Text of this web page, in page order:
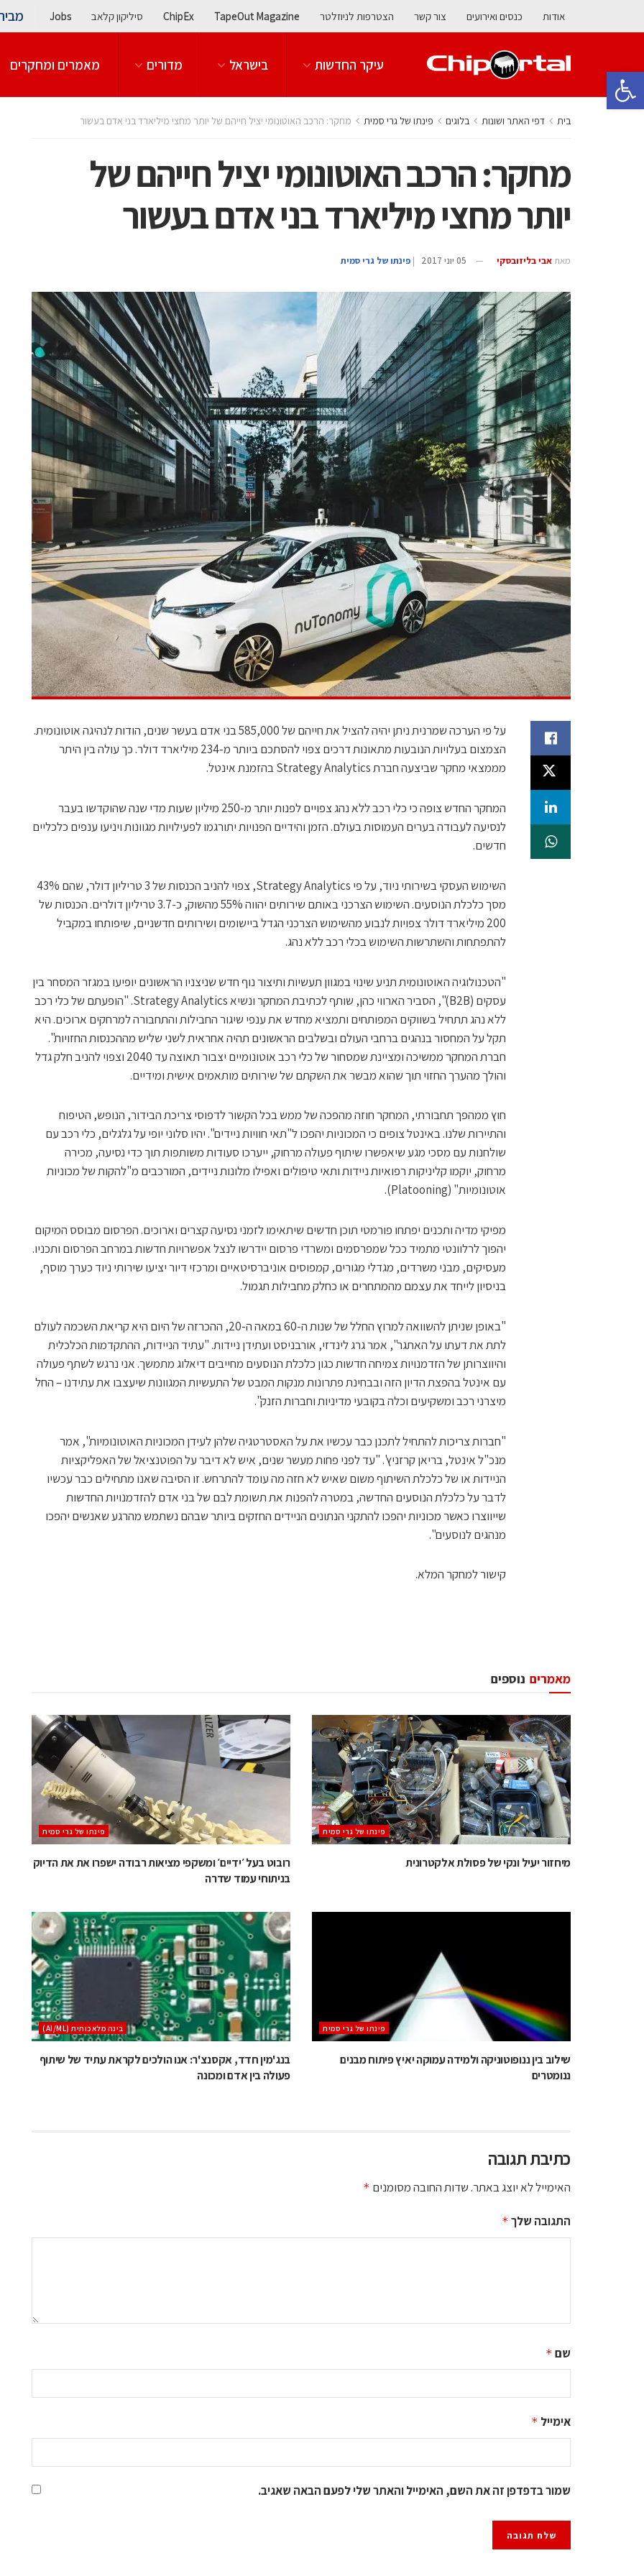
פתח סרגל נגישות
אודות כנסים ואירועים צור קשר הצטרפות לניוזלטר TapeOut Magazine
ChipEx סיליקון קלאב Jobs
עיקר החדשות בישראל מדורים מאמרים ומחקרים
בית דפי האתר ושונות בלוגים ‫פינתו של גרי סמית מחקר: הרכב האוטונומי יציל חייהם של יותר מחצי מיליארד בני אדם בעשור
מחקר: הרכב האוטונומי יציל חייהם של
יותר מחצי מיליארד בני אדם בעשור
מאת אבי בליזובסקי 05 יוני 2017 | ‫פינתו של גרי סמית
על פי הערכה שמרנית ניתן יהיה להציל את חייהם של 585,000 בני אדם בעשר שנים, הודות לנהיגה אוטונומית.
הצמצום בעלויות הנובעות מתאונות דרכים צפוי להסתכם ביותר מ-234 מיליארד דולר. כך עולה בין היתר
מממצאי מחקר שביצעה חברת Strategy Analytics בהזמנת אינטל.
המחקר החדש צופה כי כלי רכב ללא נהג צפויים לפנות יותר מ-250 מיליון שעות מדי שנה שהוקדשו בעבר
לנסיעה לעבודה בערים העמוסות בעולם. הזמן והידיים הפנויות יתורגמו לפעילויות מגוונות ויניעו ענפים כלכליים
חדשים.
השימוש העסקי בשירותי ניוד, על פי Strategy Analytics, צפוי להניב הכנסות של 3 טריליון דולר, שהם 43%
מסך כלכלת הנוסעים. השימוש הצרכני באותם שירותים יהווה 55% מהשוק, כ-3.7 טריליון דולרים. הכנסות של
200 מיליארד דולר צפויות לנבוע מהשימוש הצרכני הגדל ביישומים ושירותים חדשניים, שיפותחו במקביל
להתפתחות והשתרשות השימוש בכלי רכב ללא נהג.
"הטכנולוגיה האוטונומית תניע שינוי במגוון תעשיות ותיצור נוף חדש שניצניו הראשונים יופיעו במגזר המסחר בין
עסקים (B2B)", הסביר הארווי כהן, שותף לכתיבת המחקר ונשיא Strategy Analytics. "הופעתם של כלי רכב
ללא נהג תתחיל בשווקים המפותחים ותמציא מחדש את ענפי שיגור החבילות והתחבורה למרחקים ארוכים. היא
תקל על המחסור בנהגים ברחבי העולם ובשלבים הראשונים תהיה אחראית לשני שליש מההכנסות החזויות".
חברת המחקר ממשיכה ומציינת שמסחור של כלי רכב אוטונומיים יצבור תאוצה עד 2040 וצפוי להניב חלק גדל
והולך מהערך החזוי תוך שהוא מבשר את השקתם של שירותים מותאמים אישית ומידיים.
חוץ ממהפך תחבורתי, המחקר חוזה מהפכה של ממש בכל הקשור לדפוסי צריכת הבידור, הנופש, הטיפוח
והתיירות שלנו. באינטל צופים כי המכוניות יהפכו ל"תאי חוויות ניידים". יהיו סלוני יופי על גלגלים, כלי רכב עם
שולחנות עם מסכי מגע שיאפשרו שיתוף פעולה מרחוק, ייערכו סעודות משותפות תוך כדי נסיעה, מכירה
מרחוק, יוקמו קליניקות רפואיות ניידות ותאי טיפולים ואפילו מלונות ניידים, המורכבים מ"להקות של מכוניות
אוטונומיות" (Platooning).
מפיקי מדיה ותכנים יפתחו פורמטי תוכן חדשים שיתאימו לזמני נסיעה קצרים וארוכים. הפרסום מבוסס המיקום
יהפוך לרלוונטי מתמיד ככל שמפרסמים ומשרדי פרסום יידרשו לנצל אפשרויות חדשות במרחב הפרסום ותכניו.
מעסיקים, מבני משרדים, מגדלי מגורים, קמפוסים אוניברסיטאיים ומרכזי דיור יציעו שירותי ניוד כערך מוסף,
בניסיון לייחד את עצמם מהמתחרים או כחלק מחבילות תגמול.
"באופן שניתן להשוואה למרוץ החלל של שנות ה-60 במאה ה-20, ההכרזה של היום היא קריאת השכמה לעולם
לתת את דעתו על האתגר", אמר גרג לינדזי, אורבניסט ועתידן ניידות. "עתיד הניידות, ההתקדמות הכלכלית
והיווצרותן של הזדמנויות צמיחה חדשות כגון כלכלת הנוסעים מחייבים דיאלוג מתמשך. אני נרגש לשתף פעולה
עם אינטל בהפצת הדיון הזה ובבחינת פתרונות מנקות המבט של התעשיות המגוונות שיעצבו את עתידנו – החל
מיצרני רכב ומשקיעים וכלה בקובעי מדיניות וחברות הזנק".
"חברות צריכות להתחיל לתכנן כבר עכשיו את על האסטרטגיה שלהן לעידן המכוניות האוטונומיות", אמר
מנכ"ל אינטל, בריאן קרזניץ'. "עד לפני פחות מעשר שנים, איש לא דיבר על הפוטנציאל של האפליקציות
הניידות או של כלכלת השיתוף משום שאיש לא חזה מה עומד להתרחש. זו הסיבה שאנו מתחילים כבר עכשיו
לדבר על כלכלת הנוסעים החדשה, במטרה להפנות את תשומת לבם של בני אדם להזדמנויות החדשות
שייווצרו כאשר מכוניות יהפכו להתקני הנתונים הניידים החזקים ביותר שבהם נשתמש מהרגע שאנשים יהפכו
מנהגים לנוסעים".
קישור למחקר המלא.
נוספים מאמרים
‫פינתו של גרי סמית
מיחזור יעיל ונקי של פסולת אלקטרונית
‫פינתו של גרי סמית
רובוט בעל ׳ידיים׳ ומשקפי מציאות רבודה ישפרו את את הדיוק
בניתוחי עמוד שדרה
‫פינתו של גרי סמית
שילוב בין ננופוטוניקה ולמידה עמוקה יאיץ פיתוח מבנים
ננומטרים
בינה מלאכותית (AI/ML)
בנג'מין חדד, אקסנצ'ר: אנו הולכים לקראת עתיד של שיתוף
פעולה בין אדם ומכונה
כתיבת תגובה
האימייל לא יוצג באתר.שדות החובה מסומנים *
התגובה שלך *
שם *
אימייל *
שמור בדפדפן זה את השם, האימייל והאתר שלי לפעם הבאה שאגיב.